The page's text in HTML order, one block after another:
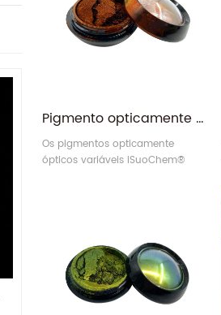
Pigmento opticamente variável do camaleão holográfico vermelho marrom
Os pigmentos opticamente
ópticos variáveis ​​​​iSuoChem®
naturais ou asas de borboleta.